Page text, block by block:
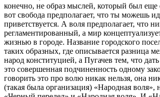
конечно, не образ мыслей, который был еще
вот свобода предполагает, что ты можешь
приветствуется. А воля предполагает, что
регламентированный, а мир
жизнью в городе. Название городского
таких образных, где описывается разница
народ конституцией, а Пугачев тем, что
это совершенная подчиненность одному
говорить это про волю никак нельзя, она
(такая была организация) «Народная воля»,